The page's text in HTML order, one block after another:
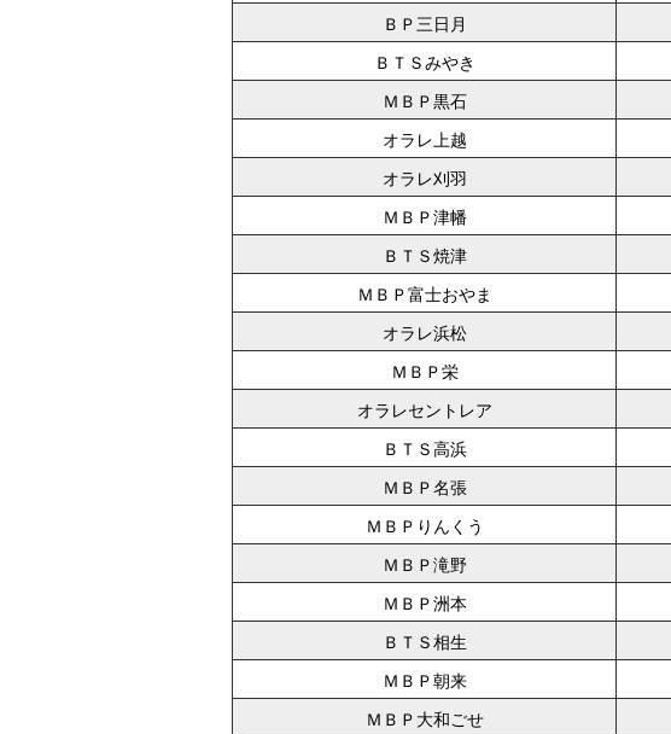
ＢＰ三日月
ＢＴＳみやき
ＭＢＰ黒石
オラレ上越
オラレ刈羽
ＭＢＰ津幡
ＢＴＳ焼津
ＭＢＰ富士おやま
オラレ浜松
ＭＢＰ栄
オラレセントレア
ＢＴＳ高浜
ＭＢＰ名張
ＭＢＰりんくう
ＭＢＰ滝野
ＭＢＰ洲本
ＢＴＳ相生
ＭＢＰ朝来
ＭＢＰ大和ごせ